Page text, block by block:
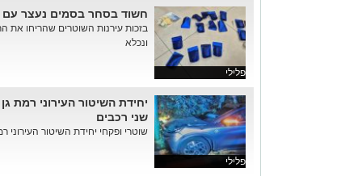
פלילי
חשוד בסחר בסמים נעצר עם
בזכות עירנות השוטרים שהריחו
ונכלא
פלילי
יחידת השיטור העירוני רמת
שני רכבים
שוטרי ופקחי יחידת השיטור העירוני